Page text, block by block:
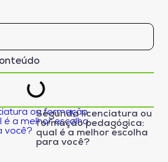
Segunda licenciatura ou
formação pedagógica:
qual é a melhor escolha
para você?